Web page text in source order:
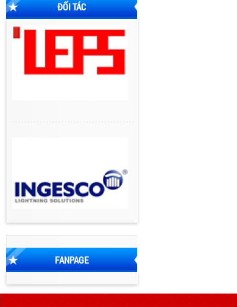
ĐỐI TÁC
FANPAGE